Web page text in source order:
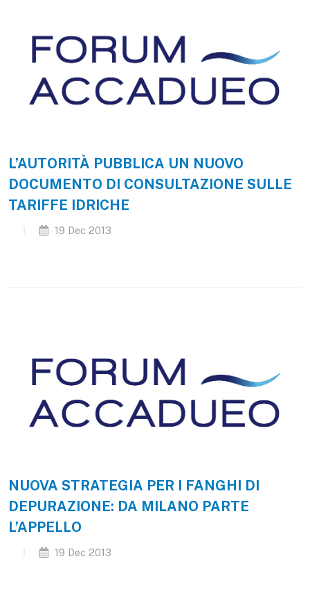
L’AUTORITÀ PUBBLICA UN NUOVO
DOCUMENTO DI CONSULTAZIONE SULLE
TARIFFE IDRICHE
19 Dec 2013
NUOVA STRATEGIA PER I FANGHI DI
DEPURAZIONE: DA MILANO PARTE
L’APPELLO
19 Dec 2013